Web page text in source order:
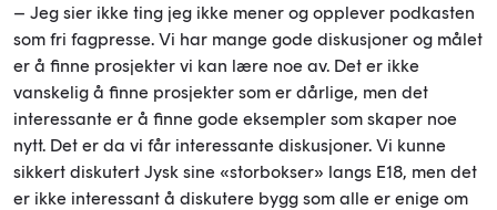
– Jeg sier ikke ting jeg ikke mener og opplever podkasten
som fri fagpresse. Vi har mange gode diskusjoner og målet
er å finne prosjekter vi kan lære noe av. Det er ikke
vanskelig å finne prosjekter som er dårlige, men det
interessante er å finne gode eksempler som skaper noe
nytt. Det er da vi får interessante diskusjoner. Vi kunne
sikkert diskutert Jysk sine «storbokser» langs E18, men det
er ikke interessant å diskutere bygg som alle er enige om